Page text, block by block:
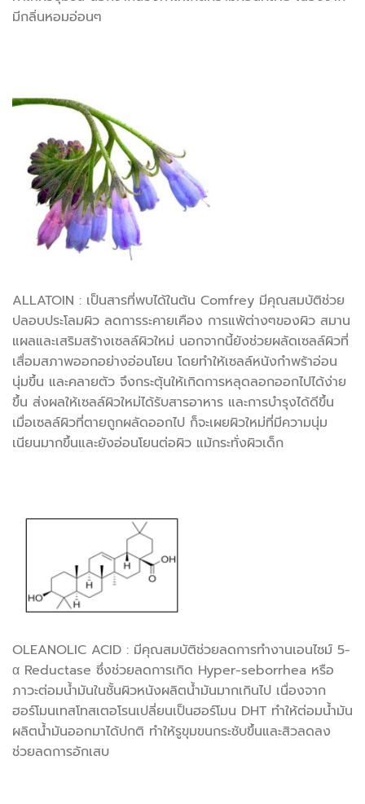
มีกลิ่นหอมอ่อนๆ
ALLATOIN : เป็นสารที่พบได้ในต้น Comfrey มีคุณสมบัติช่วย
ปลอบประโลมผิว ลดการระคายเคือง การแพ้ต่างๆของผิว สมาน
แผลและเสริมสร้างเซลล์ผิวใหม่ นอกจากนี้ยังช่วยผลัดเซลล์ผิวที่
เสื่อมสภาพออกอย่างอ่อนโยน โดยทำให้เซลล์หนังกำพร้าอ่อน
นุ่มขึ้น และคลายตัว จึงกระตุ้นให้เกิดการหลุดลอกออกไปได้ง่าย
ขึ้น ส่งผลให้เซลล์ผิวใหม่ได้รับสารอาหาร และการบำรุงได้ดีขึ้น
เมื่อเซลล์ผิวที่ตายถูกผลัดออกไป ก็จะเผยผิวใหม่ที่มีความนุ่ม
เนียนมากขึ้นและยังอ่อนโยนต่อผิว แม้กระทั่งผิวเด็ก
OLEANOLIC ACID : มีคุณสมบัติช่วยลดการทำงานเอนไซม์ 5-
α Reductase ซึ่งช่วยลดการเกิด Hyper-seborrhea หรือ
ภาวะต่อมน้ำมันในชั้นผิวหนังผลิตน้ำมันมากเกินไป เนื่องจาก
ฮอร์โมนเทสโทสเตอโรนเปลี่ยนเป็นฮอร์โมน DHT ทำให้ต่อมน้ำมัน
ผลิตน้ำมันออกมาได้ปกติ ทำให้รูขุมขนกระชับขึ้นและสิวลดลง
ช่วยลดการอักเสบ